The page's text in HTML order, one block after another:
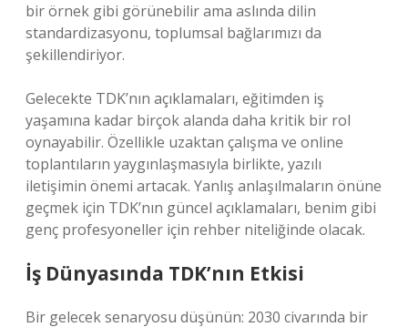
bir örnek gibi görünebilir ama aslında dilin
standardizasyonu, toplumsal bağlarımızı da
şekillendiriyor.
Gelecekte TDK’nın açıklamaları, eğitimden iş
yaşamına kadar birçok alanda daha kritik bir rol
oynayabilir. Özellikle uzaktan çalışma ve online
toplantıların yaygınlaşmasıyla birlikte, yazılı
iletişimin önemi artacak. Yanlış anlaşılmaların önüne
geçmek için TDK’nın güncel açıklamaları, benim gibi
genç profesyoneller için rehber niteliğinde olacak.
İş Dünyasında TDK’nın Etkisi
Bir gelecek senaryosu düşünün: 2030 civarında bir